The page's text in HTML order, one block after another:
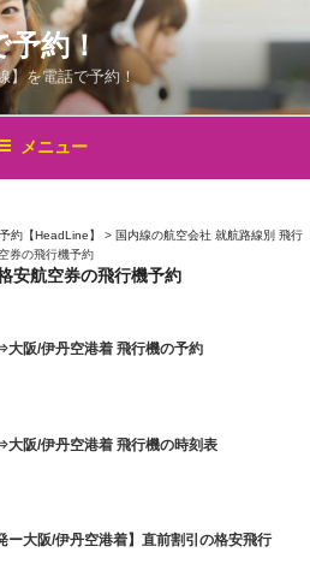
約！
】を電話で予約！
メニュー
約【HeadLine】 > 国内線の航空会社 就航路線別 飛行
券の飛行機予約
安航空券の飛行機予約
大阪/伊丹空港着 飛行機の予約
大阪/伊丹空港着 飛行機の時刻表
ー大阪/伊丹空港着】直前割引の格安飛行